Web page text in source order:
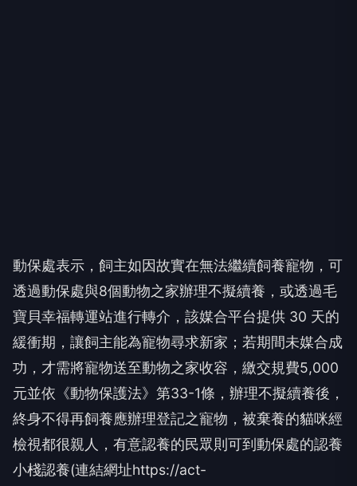
動保處表示，飼主如因故實在無法繼續飼養寵物，可
透過動保處與8個動物之家辦理不擬續養，或透過毛
寶貝幸福轉運站進行轉介，該媒合平台提供 30 天的
緩衝期，讓飼主能為寵物尋求新家；若期間未媒合成
功，才需將寵物送至動物之家收容，繳交規費5,000
元並依《動物保護法》第33-1條，辦理不擬續養後，
終身不得再飼養應辦理登記之寵物，被棄養的貓咪經
檢視都很親人，有意認養的民眾則可到動保處的認養
小棧認養(連結網址https://act-